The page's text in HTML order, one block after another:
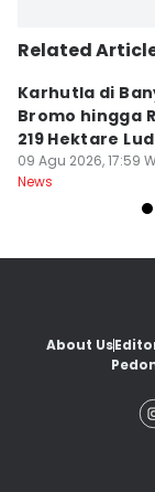
Related
Karhutla di
Bromo hingga
219 Hektare
Terbakar
09 Agu 2026, 17:59
News
About Us